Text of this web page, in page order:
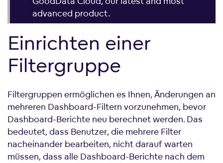
advanced product.
Einrichten einer
Filtergruppe
Filtergruppen ermöglichen es Ihnen, Änderungen an
mehreren Dashboard-Filtern vorzunehmen, bevor
Dashboard-Berichte neu berechnet werden. Das
bedeutet, dass Benutzer, die mehrere Filter
nacheinander bearbeiten, nicht darauf warten
müssen, dass alle Dashboard-Berichte nach dem